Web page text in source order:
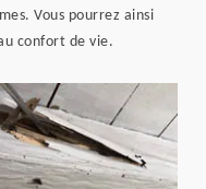
Vous pourrez ainsi
confort de vie.